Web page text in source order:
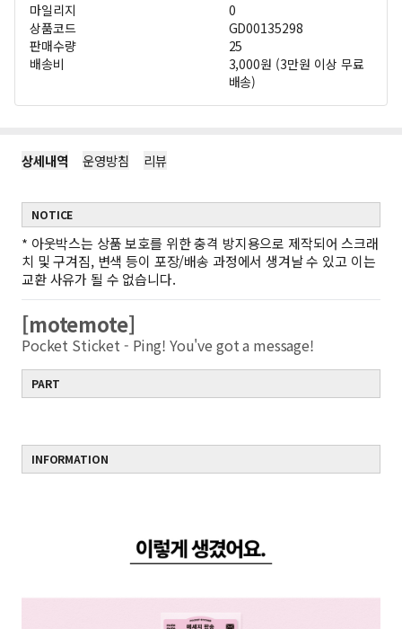
마일리지
0
상품코드
GD00135298
판매수량
25
배송비
3,000원 (3만원 이상 무료
배송)
상세내역 운영방침 리뷰
NOTICE
* 아웃박스는 상품 보호를 위한 충격 방지용으로 제작되어 스크래
치 및 구겨짐, 변색 등이 포장/배송 과정에서 생겨날 수 있고 이는
교환 사유가 될 수 없습니다.
[motemote]
Pocket Sticket - Ping! You've got a message!
PART
INFORMATION